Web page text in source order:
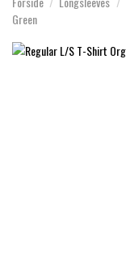
Green